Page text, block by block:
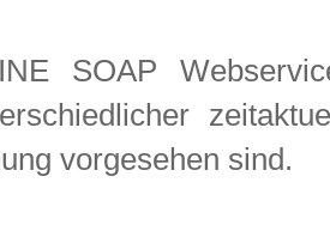
SOAP
vorgesehen sind.